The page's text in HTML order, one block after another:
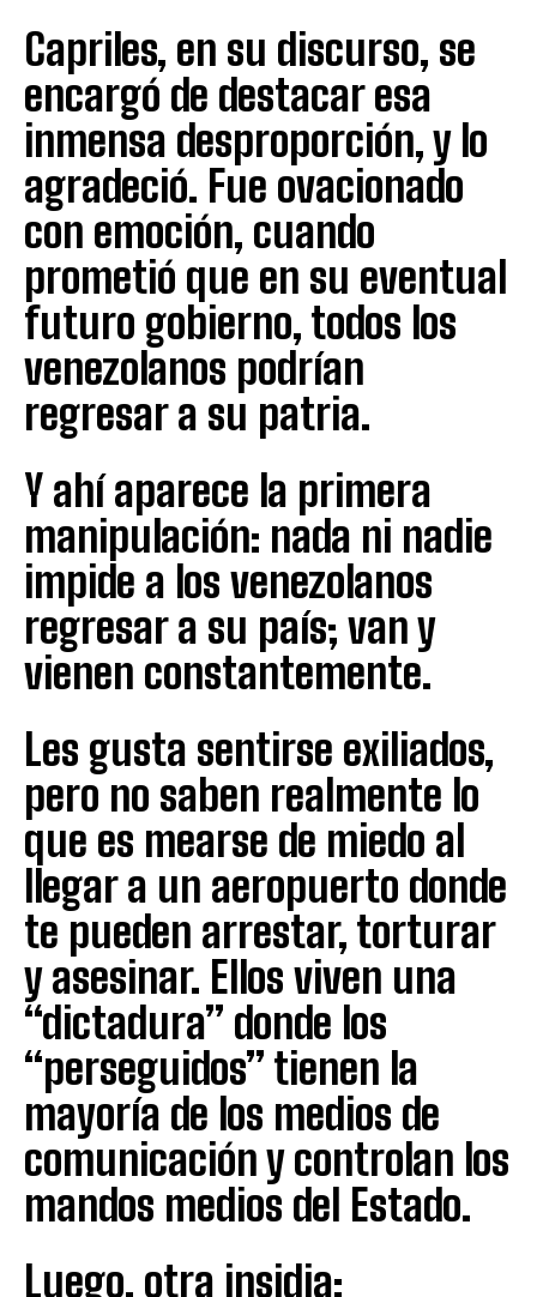
Capriles, en su discurso, se
encargó de destacar esa
inmensa desproporción, y lo
agradeció. Fue ovacionado
con emoción, cuando
prometió que en su eventual
futuro gobierno, todos los
venezolanos podrían
regresar a su patria.
Y ahí aparece la primera
manipulación: nada ni nadie
impide a los venezolanos
regresar a su país; van y
vienen constantemente.
Les gusta sentirse exiliados,
pero no saben realmente lo
que es mearse de miedo al
llegar a un aeropuerto donde
te pueden arrestar, torturar
y asesinar. Ellos viven una
“dictadura” donde los
“perseguidos” tienen la
mayoría de los medios de
comunicación y controlan los
mandos medios del Estado.
Luego, otra insidia: